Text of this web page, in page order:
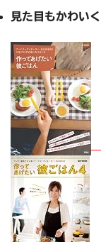
見た目もかわい